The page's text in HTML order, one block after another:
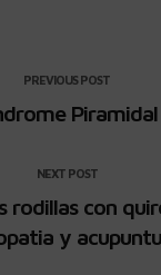
PREVIOUS POST
Piramidal
NEXT POST
rodillas con
y